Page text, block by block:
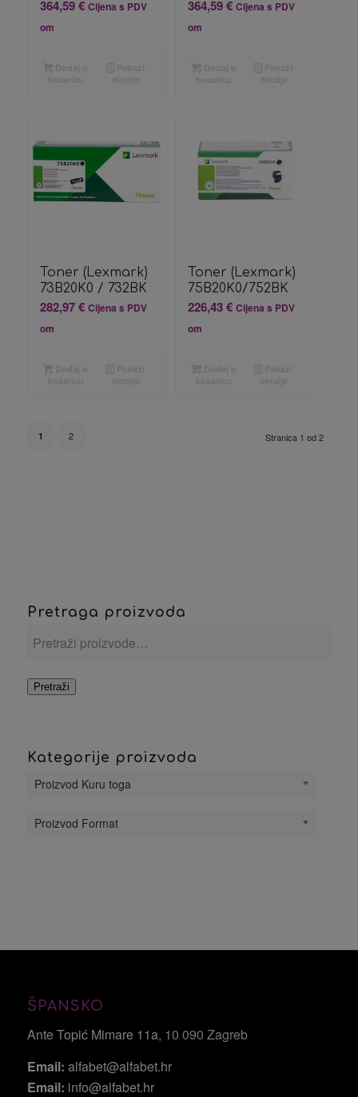
364,59€ Cijena s PDV
om
364,59€ Cijena s PDV
om
Toner (Lexmark)
73B20K0 / 732BK
282,97€ Cijena s PDV
om
Toner (Lexmark)
75B20K0/752BK
226,43€ Cijena s PDV
om
Stranica 1 od 2
1 2
Pretraga proizvoda
Pretraži
Kategorije proizvoda
Proizvod Kuru toga
Proizvod Format
ŠPANSKO
Ante Topić Mimare 11a, 10 090 Zagreb
Email: alfabet@alfabet.hr
Email: info@alfabet.hr